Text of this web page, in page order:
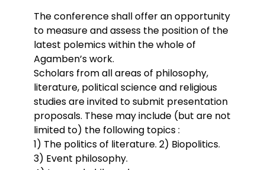
The conference shall offer an opportunity
to measure and assess the position of the
latest polemics within the whole of
Agamben’s work.
Scholars from all areas of philosophy,
literature, political science and religious
studies are invited to submit presentation
proposals. These may include (but are not
limited to) the following topics :
1) The politics of literature. 2) Biopolitics.
3) Event philosophy.